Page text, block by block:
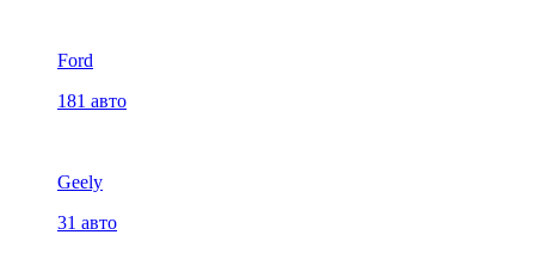
Ford
181 авто
Geely
31 авто